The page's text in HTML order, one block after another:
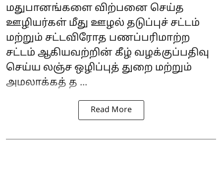
மதுபானங்களை விற்பனை செய்த
ஊழியர்கள் மீது ஊழல் தடுப்புச் சட்டம்
மற்றும் சட்டவிரோத பணப்பரிமாற்ற
சட்டம் ஆகியவற்றின் கீழ் வழக்குப்பதிவு
செய்ய லஞ்ச ஒழிப்புத் துறை மற்றும்
அமலாக்கத் த ...
Read More